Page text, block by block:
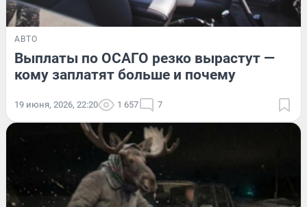
АВТО
Выплаты по ОСАГО резко вырастут —
кому заплатят больше и почему
19 июня, 2026, 22:20 1 657 7